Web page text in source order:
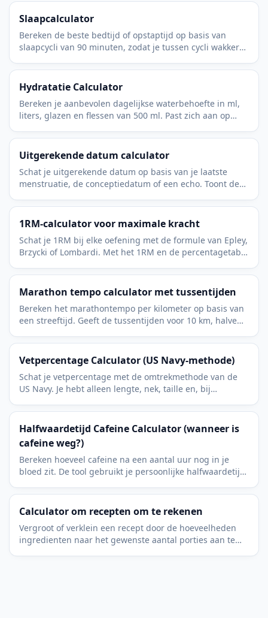
Slaapcalculator
Bereken de beste bedtijd of opstaptijd op basis van
slaapcycli van 90 minuten, zodat je tussen cycli wakker
Hydratatie Calculator
Bereken je aanbevolen dagelijkse waterbehoefte in ml,
liters, glazen en flessen van 500 ml. Past zich aan op
Uitgerekende datum calculator
Schat je uitgerekende datum op basis van je laatste
menstruatie, de conceptiedatum of een echo. Toont de
1RM-calculator voor maximale kracht
Schat je 1RM bij elke oefening met de formule van Epley,
Brzycki of Lombardi. Met het 1RM en de percentagetabel
Marathon tempo calculator met tussentijden
Bereken het marathontempo per kilometer op basis van
een streeftijd. Geeft de tussentijden voor 10 km, halve
Vetpercentage Calculator (US Navy-methode)
Schat je vetpercentage met de omtrekmethode van de
US Navy. Je hebt alleen lengte, nek, taille en, bij
Halfwaardetijd Cafeine Calculator (wanneer is
cafeine weg?)
Bereken hoeveel cafeine na een aantal uur nog in je
bloed zit. De tool gebruikt je persoonlijke halfwaardetijd
Calculator om recepten om te rekenen
Vergroot of verklein een recept door de hoeveelheden
ingredienten naar het gewenste aantal porties aan te